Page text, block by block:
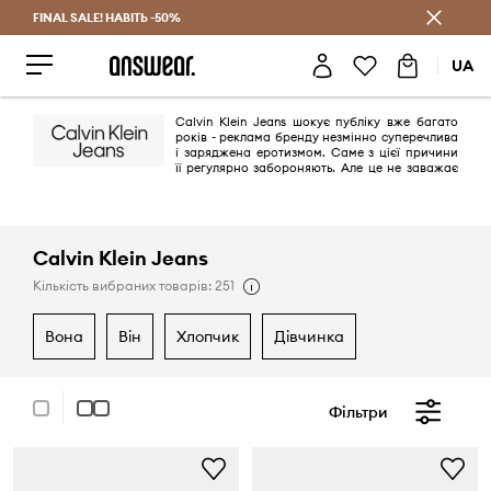
Заощаджуй з Answear Club
FINAL SALE! НАВІТЬ -50%
UA
Calvin Klein Jeans шокує публіку вже багато
років - реклама бренду незмінно суперечлива
і заряджена еротизмом. Cаме з цієї причини
її регулярно забороняють. Але це не заважає
Calvin Klein Jeans
Кількість вибраних товарів: 251
вона він хлопчик дівчинка
Фільтри